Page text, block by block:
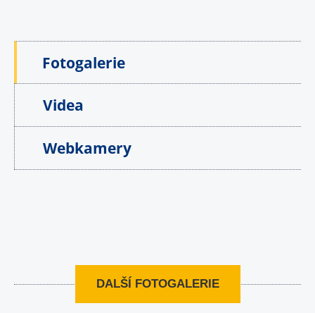
Fotogalerie
Videa
Webkamery
DALŠÍ FOTOGALERIE